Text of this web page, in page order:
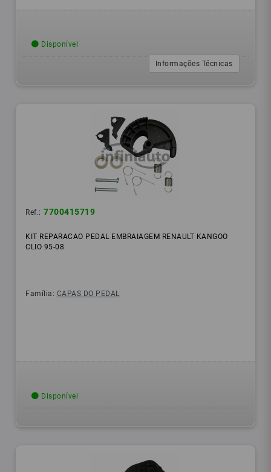
Disponível
Informações Técnicas
Ref.: 7700415719
KIT REPARACAO PEDAL EMBRAIAGEM RENAULT KANGOO
CLIO 95-08
Família: CAPAS DO PEDAL
Disponível